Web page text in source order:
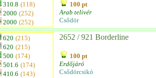
310.8 (118)
2000 (252)
2000 (252)
100 pt
Arab telivér
Csődör
620 (215)
620 (215)
500 (174)
501.6 (174)
410.6 (143)
2652 / 921 Borderline
100 pt
Erdőjáró
Csődörcsikó